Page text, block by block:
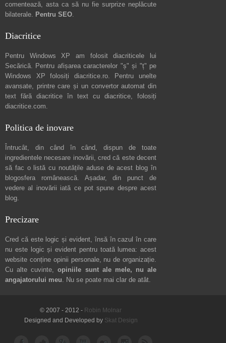
comentează, asta ca să nu fie surprize neplăcute
bilaterale. Pentru SEO.
Diacritice
Pentru Windows XP am folosit diacriticele lui
Secărică. Pentru afișarea caracterelor "ș" și "ț" pe
Windows XP folosiți diacritice.ro. Pentru unelte
avansate, printre care și un convertor automat din
text fără diacritice în text cu diacritice, folosiți
diacritice.com.
Politica de inovare
Întrucât, din când în când, dispun de toate
ingredientele necesare inovării, cred că este decent
să fac o listă cu noutățile aduse de acest blog în
blogosfera românească. Așadar, din punct de
vedere al inovării iată ce pot spune despre acest
blog.
Precizare
Cred că este logic și evident, însă în cazul în care
nu este logic și evident pentru toată lumea: acest
website conține opinii personale, nu de organizație.
Cu alte cuvinte,opiniile sunt ale mele, nu ale
angajatorului meu. Nu se poate mai clar de atât.
© 2007 - 2012 - Robin Molnar
Designed and Developed by Skat Design